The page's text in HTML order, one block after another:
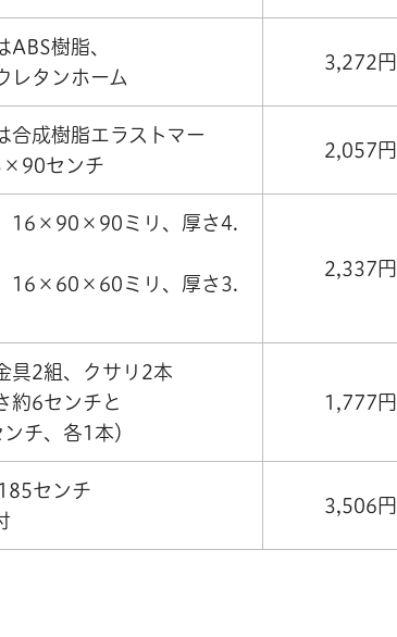
ABS樹脂、
レタンホーム
3,272円
合成樹脂エラストマー
センチ
2,057円
16×90×90ミリ、厚さ4.
16×60×60ミリ、厚さ3.
2,337円
具2組、クサリ2本
約6センチと
チ、各1本）
1,777円
センチ
3,506円